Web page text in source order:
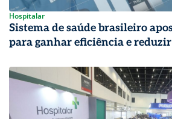
Hospitalar
Sistema de saúde brasileiro
para ganhar eficiência e